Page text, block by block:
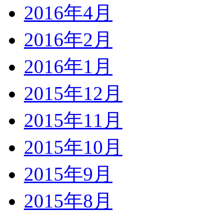
2016年4月
2016年2月
2016年1月
2015年12月
2015年11月
2015年10月
2015年9月
2015年8月